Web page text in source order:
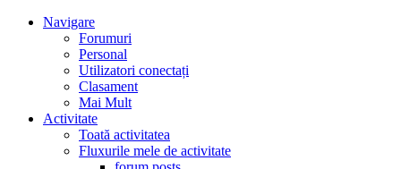
Navigare
Forumuri
Personal
Utilizatori conectați
Clasament
Mai Mult
Activitate
Toată activitatea
Fluxurile mele de activitate